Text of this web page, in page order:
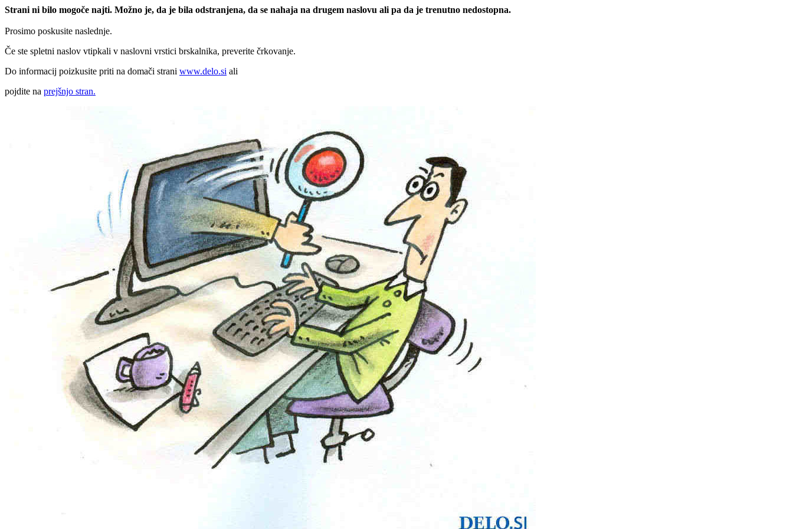
Strani ni bilo mogoče najti. Možno je, da je bila odstranjena, da se nahaja na drugem naslovu ali pa da je trenutno nedostopna.
Prosimo poskusite naslednje.
Če ste spletni naslov vtipkali v naslovni vrstici brskalnika, preverite črkovanje.
Do informacij poizkusite priti na domači strani www.delo.si ali
pojdite na prejšnjo stran.